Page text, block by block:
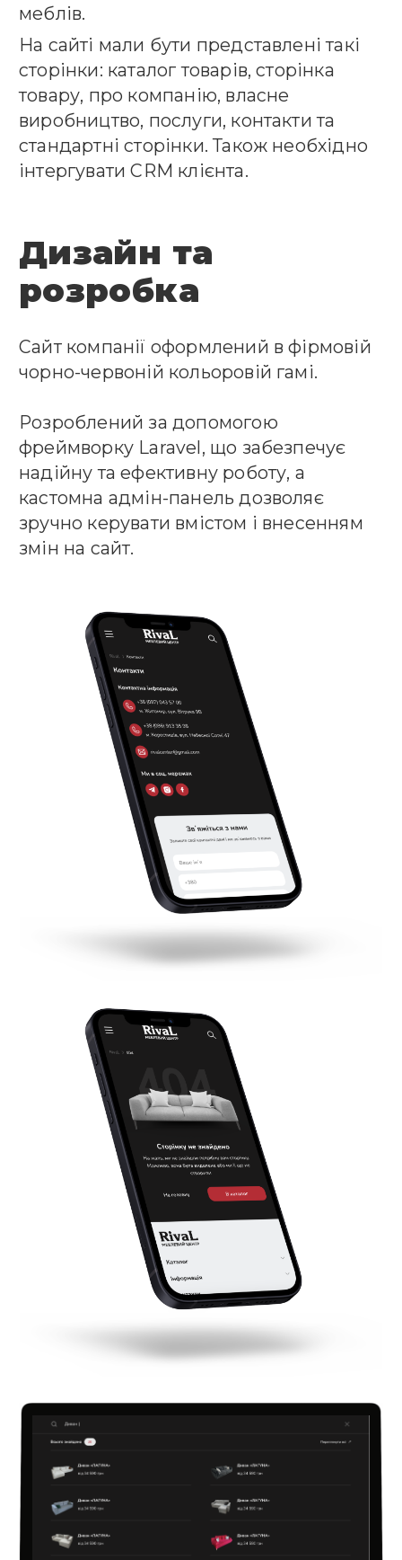
меблів.
На сайті мали бути представлені такі
сторінки: каталог товарів, сторінка
товару, про компанію, власне
виробництво, послуги, контакти та
стандартні сторінки. Також необхідно
інтергувати CRM клієнта.
Дизайн та
розробка
Сайт компанії оформлений в фірмовій
чорно-червоній кольоровій гамі.
Розроблений за допомогою
фреймворку Laravel, що забезпечує
надійну та ефективну роботу, а
кастомна адмін-панель дозволяє
зручно керувати вмістом і внесенням
змін на сайт.